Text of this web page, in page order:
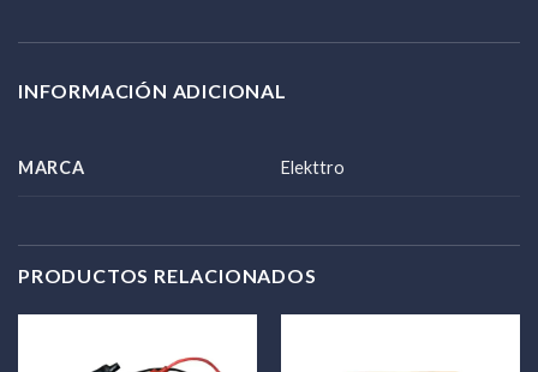
INFORMACIÓN ADICIONAL
MARCA Elekttro
PRODUCTOS RELACIONADOS